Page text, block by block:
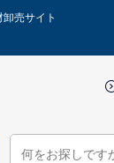
売サイト